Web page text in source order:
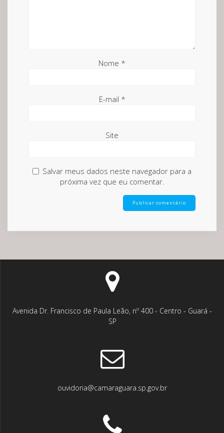
Nome *
E-mail *
Site
Salvar meus dados neste navegador para a
próxima vez que eu comentar.
Avenida Dr. Francisco de Paula Leão, nº 400 - Centro - Guará -
SP
ouvidoria@camaraguara.sp.gov.br